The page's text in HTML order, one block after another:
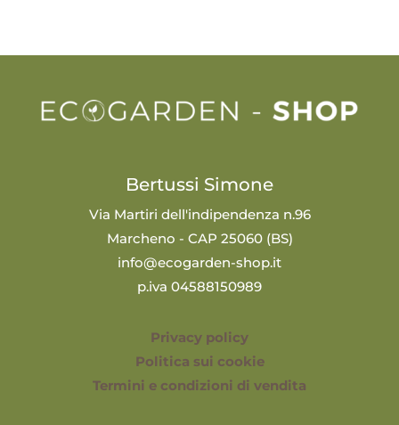
Bertussi Simone
Via Martiri dell'indipendenza n.96
Marcheno - CAP 25060 (BS)
info@ecogarden-shop.it
p.iva 04588150989
Privacy policy
Politica sui cookie
Termini e condizioni di vendita